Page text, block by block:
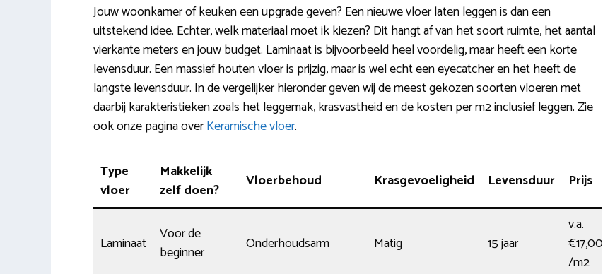
Jouw woonkamer of keuken een upgrade geven? Een nieuwe vloer laten leggen is dan een
uitstekend idee. Echter, welk materiaal moet ik kiezen? Dit hangt af van het soort ruimte, het aantal
vierkante meters en jouw budget. Laminaat is bijvoorbeeld heel voordelig, maar heeft een korte
levensduur. Een massief houten vloer is prijzig, maar is wel echt een eyecatcher en het heeft de
langste levensduur. In de vergelijker hieronder geven wij de meest gekozen soorten vloeren met
daarbij karakteristieken zoals het leggemak, krasvastheid en de kosten per m2 inclusief leggen. Zie
ook onze pagina overKeramische vloer.
Type
vloer
Makkelijk
zelf doen?
Vloerbehoud Krasgevoeligheid Levensduur Prijs
Laminaat
Voor de
beginner
Onderhoudsarm Matig 15 jaar
v.a.
€17,00
/m2